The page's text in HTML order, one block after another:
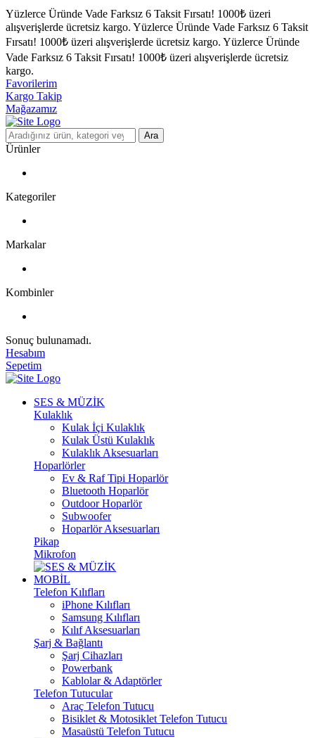
Yüzlerce Üründe Vade Farksız 6 Taksit Fırsatı! 1000₺ üzeri
alışverişlerde ücretsiz kargo. Yüzlerce Üründe Vade Farksız 6 Taksit
Fırsatı! 1000₺ üzeri alışverişlerde ücretsiz kargo. Yüzlerce Üründe
Vade Farksız 6 Taksit Fırsatı! 1000₺ üzeri alışverişlerde ücretsiz
kargo.
Favorilerim
Kargo Takip
Mağazamız
Ara
Ürünler
Kategoriler
Markalar
Kombinler
Sonuç bulunamadı.
Hesabım
Sepetim
SES & MÜZİK
Kulaklık
Kulak İçi Kulaklık
Kulak Üstü Kulaklık
Kulaklık Aksesuarları
Hoparlörler
Ev & Raf Tipi Hoparlör
Bluetooth Hoparlör
Outdoor Hoparlör
Subwoofer
Hoparlör Aksesuarları
Pikap
Mikrofon
MOBİL
Telefon Kılıfları
iPhone Kılıfları
Samsung Kılıfları
Kılıf Aksesuarları
Şarj & Bağlantı
Şarj Cihazları
Powerbank
Kablolar & Adaptörler
Telefon Tutucular
Araç Telefon Tutucu
Bisiklet & Motosiklet Telefon Tutucu
Masaüstü Telefon Tutucu